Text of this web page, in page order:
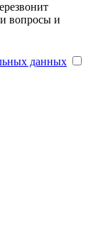
вопросы и
данных